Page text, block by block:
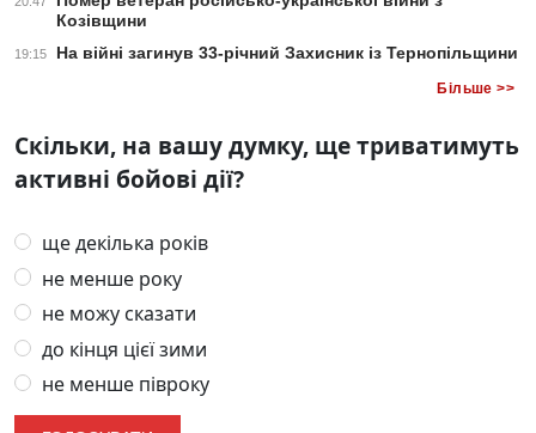
Козівщини
19:15 На війні загинув 33-річний Захисник із Тернопільщини
Більше >>
Скільки, на вашу думку, ще триватимуть
активні бойові дії?
ще декілька років
не менше року
не можу сказати
до кінця цієї зими
не менше півроку